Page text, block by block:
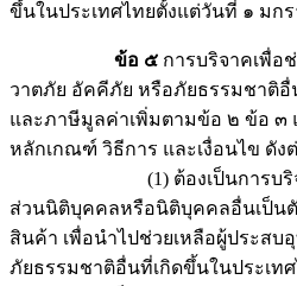
ขึ้นในประเทศไทยตั้งแต่วันที่ ๑ มก
ข้อ ๕ การบริจาคเพื่อ
วาตภัย อัคคีภัย หรือภัยธรรมชาติอื่
และภาษีมูลค่าเพิ่มตามข้อ ๒ ข้อ ๓
หลักเกณฑ์ วิธีการ และเงื่อนไข ดัง
(1) ต้องเป็นการบริจาค
ส่วนนิติบุคคลหรือนิติบุคคลอื่นเป็น
สินค้า เพื่อนำไปช่วยเหลือผู้ประส
ภัยธรรมชาติอื่นที่เกิดขึ้นในประเท